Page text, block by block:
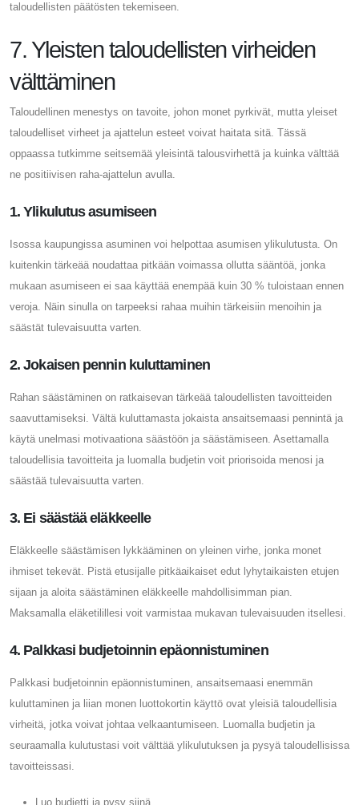
taloudellisten päätösten tekemiseen.
7. Yleisten taloudellisten virheiden
välttäminen
Taloudellinen menestys on tavoite, johon monet pyrkivät, mutta yleiset
taloudelliset virheet ja ajattelun esteet voivat haitata sitä. Tässä
oppaassa tutkimme seitsemää yleisintä talousvirhettä ja kuinka välttää
ne positiivisen raha-ajattelun avulla.
1. Ylikulutus asumiseen
Isossa kaupungissa asuminen voi helpottaa asumisen ylikulutusta. On
kuitenkin tärkeää noudattaa pitkään voimassa ollutta sääntöä, jonka
mukaan asumiseen ei saa käyttää enempää kuin 30 % tuloistaan ​​ennen
veroja. Näin sinulla on tarpeeksi rahaa muihin tärkeisiin menoihin ja
säästät tulevaisuutta varten.
2. Jokaisen pennin kuluttaminen
Rahan säästäminen on ratkaisevan tärkeää taloudellisten tavoitteiden
saavuttamiseksi. Vältä kuluttamasta jokaista ansaitsemaasi pennintä ja
käytä unelmasi motivaationa säästöön ja säästämiseen. Asettamalla
taloudellisia tavoitteita ja luomalla budjetin voit priorisoida menosi ja
säästää tulevaisuutta varten.
3. Ei säästää eläkkeelle
Eläkkeelle säästämisen lykkääminen on yleinen virhe, jonka monet
ihmiset tekevät. Pistä etusijalle pitkäaikaiset edut lyhytaikaisten etujen
sijaan ja aloita säästäminen eläkkeelle mahdollisimman pian.
Maksamalla eläketilillesi voit varmistaa mukavan tulevaisuuden itsellesi.
4. Palkkasi budjetoinnin epäonnistuminen
Palkkasi budjetoinnin epäonnistuminen, ansaitsemaasi enemmän
kuluttaminen ja liian monen luottokortin käyttö ovat yleisiä taloudellisia
virheitä, jotka voivat johtaa velkaantumiseen. Luomalla budjetin ja
seuraamalla kulutustasi voit välttää ylikulutuksen ja pysyä taloudellisissa
tavoitteissasi.
Luo budjetti ja pysy siinä